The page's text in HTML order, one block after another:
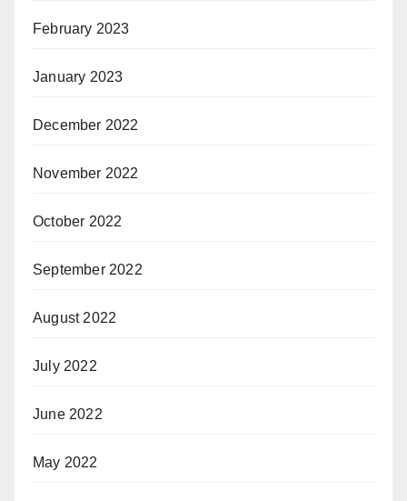
February 2023
January 2023
December 2022
November 2022
October 2022
September 2022
August 2022
July 2022
June 2022
May 2022